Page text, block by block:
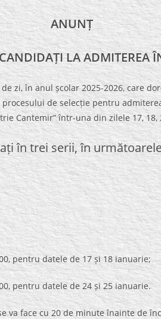
ANUNȚ
LA ADMITEREA
zi, în anul școlar 2025-2026, care
de selecție pentru
Cantemir” într-una din zilele 17, 18,
în trei serii, în
datele de 17 și 18 ianuarie;
datele de 24 și 25 ianuarie.
va face cu 20 de minute înainte de